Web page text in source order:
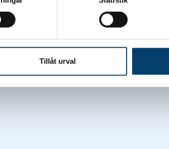
Tillåt urval